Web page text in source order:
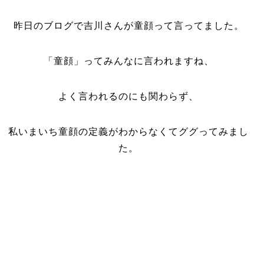
昨日のブログで吉川さんが童顔って言ってました。
「童顔」ってみんなに言われますね、
よく言われるのにも関わらず、
私いまいち童顔の定義がわからなくてググってみまし
た。